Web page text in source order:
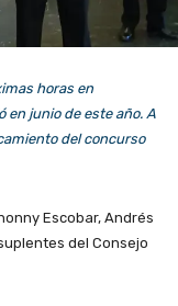
horas en
en junio de este año. A
del concurso
Escobar, Andrés
del Consejo